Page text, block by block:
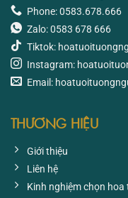
Phone: 0583.678.666
Zalo: 0583 678 666
Tiktok:
Instagram:
Email:
THƯƠNG HIỆU
Giới thiệu
Liên hệ
Kinh nghiệm chọn hoa